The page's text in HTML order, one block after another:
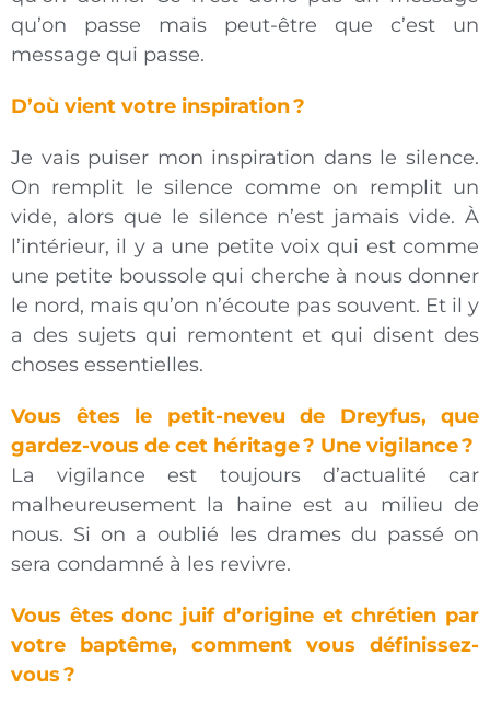
qu’on passe mais peut-être que c’est un
message qui passe.
D’où vient votre inspiration ?
Je vais puiser mon inspiration dans le silence.
On remplit le silence comme on remplit un
vide, alors que le silence n’est jamais vide. À
l’intérieur, il y a une petite voix qui est comme
une petite boussole qui cherche à nous donner
le nord, mais qu’on n’écoute pas souvent. Et il y
a des sujets qui remontent et qui disent des
choses essentielles.
Vous êtes le petit-neveu de Dreyfus, que
gardez-vous de cet héritage ? Une vigilance ?
La vigilance est toujours d’actualité car
malheureusement la haine est au milieu de
nous. Si on a oublié les drames du passé on
sera condamné à les revivre.
Vous êtes donc juif d’origine et chrétien par
votre baptême, comment vous définissez-
vous ?